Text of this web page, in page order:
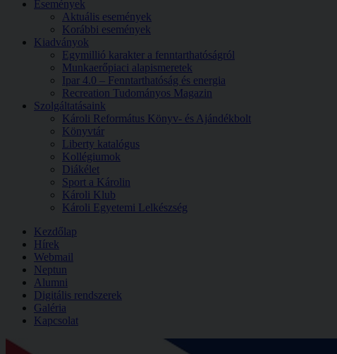
Események
Aktuális események
Korábbi események
Kiadványok
Egymillió karakter a fenntarthatóságról
Munkaerőpiaci alapismeretek
Ipar 4.0 – Fenntarthatóság és energia
Recreation Tudományos Magazin
Szolgáltatásaink
Károli Református Könyv- és Ajándékbolt
Könyvtár
Liberty katalógus
Kollégiumok
Diákélet
Sport a Károlin
Károli Klub
Károli Egyetemi Lelkészség
Kezdőlap
Hírek
Webmail
Neptun
Alumni
Digitális rendszerek
Galéria
Kapcsolat